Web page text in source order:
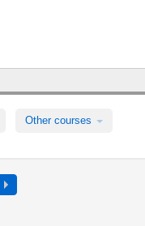
Other courses